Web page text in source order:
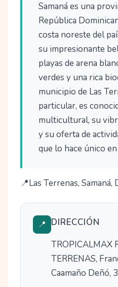
Samaná es una
República
costa noreste del
su impresionante
playas de arena
verdes y una rica
municipio de Las
particular, es
multicultural, su
y su oferta de
que lo hace único
Las Terrenas, Samaná,
📍 DIRECCIÓN
TROPICALMAX
TERRENAS,
Caamaño Deñó,